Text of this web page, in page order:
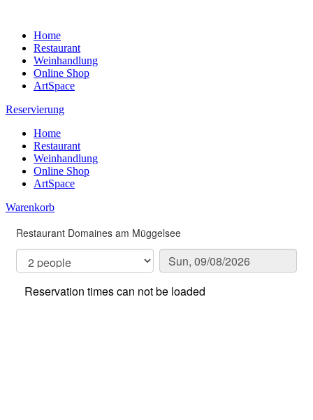
Home
Restaurant
Weinhandlung
Online Shop
ArtSpace
Reservierung
Home
Restaurant
Weinhandlung
Online Shop
ArtSpace
Warenkorb